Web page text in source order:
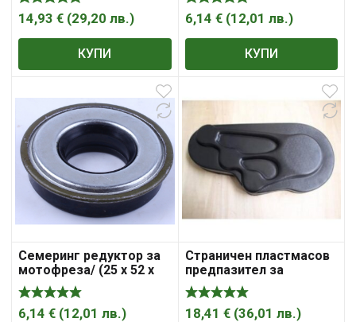
14,93 € (29,20 лв.)
КУПИ
6,14 € (12,01 лв.)
КУПИ
Семеринг редуктор за
мотофреза/ (25 х 52 х
9,5 /13 мм)
6,14 € (12,01 лв.)
Страничен пластмасов
предпазител за
мотофреза PRISMA
FORTECO
18,41 € (36,01 лв.)